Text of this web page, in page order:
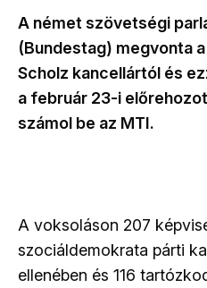
A német szövetségi
(Bundestag) megvonta
Scholz kancellártól és
a február 23-i
számol be az MTI.
A voksoláson 207
szociáldemokrata párti
ellenében és 116